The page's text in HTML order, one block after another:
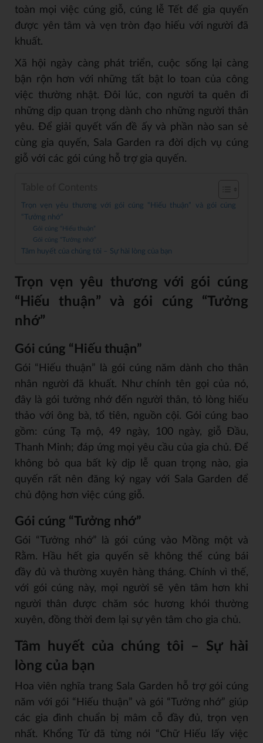
toàn mọi việc cúng giỗ, cúng lễ Tết để gia quyến
được yên tâm và vẹn tròn đạo hiếu với người đã
khuất.
Xã hội ngày càng phát triển, cuộc sống lại càng
bận rộn hơn với những tất bật lo toan của công
việc thường nhật. Đôi lúc, con người ta quên đi
những dịp quan trọng dành cho những người thân
yêu. Để giải quyết vấn đề ấy và phần nào san sẻ
cùng gia quyến, Sala Garden ra đời dịch vụ cúng
giỗ với các gói cúng hỗ trợ gia quyến.
Trọn vẹn yêu thương với gói cúng “Hiếu thuận” và gói cúng
“Tưởng nhớ”
Gói cúng “Hiếu thuận”
Gói cúng “Tưởng nhớ”
Tâm huyết của chúng tôi – Sự hài lòng của bạn
Trọn vẹn yêu thương với gói cúng
“Hiếu thuận” và gói cúng “Tưởng
nhớ”
Gói cúng “Hiếu thuận”
Gói “Hiếu thuận” là gói cúng năm dành cho thân
nhân người đã khuất. Như chính tên gọi của nó,
đây là gói tưởng nhớ đến người thân, tỏ lòng hiếu
thảo với ông bà, tổ tiên, nguồn cội. Gói cúng bao
gồm: cúng Tạ mộ, 49 ngày, 100 ngày, giỗ Đầu,
Thanh Minh; đáp ứng mọi yêu cầu của gia chủ. Để
không bỏ qua bất kỳ dịp lễ quan trọng nào, gia
quyến rất nên đăng ký ngay với Sala Garden để
chủ động hơn việc cúng giỗ.
Gói cúng “Tưởng nhớ”
Gói “Tưởng nhớ” là gói cúng vào Mồng một và
Rằm. Hầu hết gia quyến sẽ không thể cúng bái
đầy đủ và thường xuyên hàng tháng. Chính vì thế,
với gói cúng này, mọi người sẽ yên tâm hơn khi
người thân được chăm sóc hương khói thường
xuyên, đồng thời đem lại sự yên tâm cho gia chủ.
Tâm huyết của chúng tôi – Sự hài
lòng của bạn
Hoa viên nghĩa trang Sala Garden hỗ trợ gói cúng
năm với gói “Hiếu thuận” và gói “Tưởng nhớ” giúp
các gia đình chuẩn bị mâm cỗ đầy đủ, trọn vẹn
nhất. Khổng Tử đã từng nói “Chữ Hiếu lấy việc